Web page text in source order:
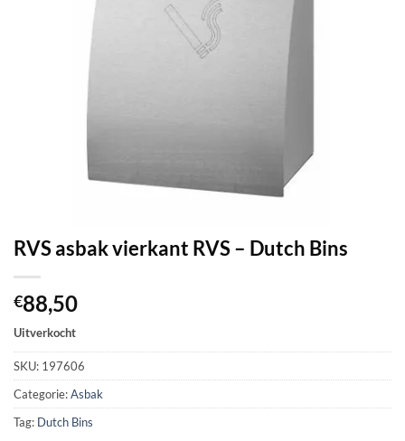
RVS asbak vierkant RVS – Dutch Bins
€88,50
Uitverkocht
SKU: 197606
Categorie:Asbak
Tag: Dutch Bins